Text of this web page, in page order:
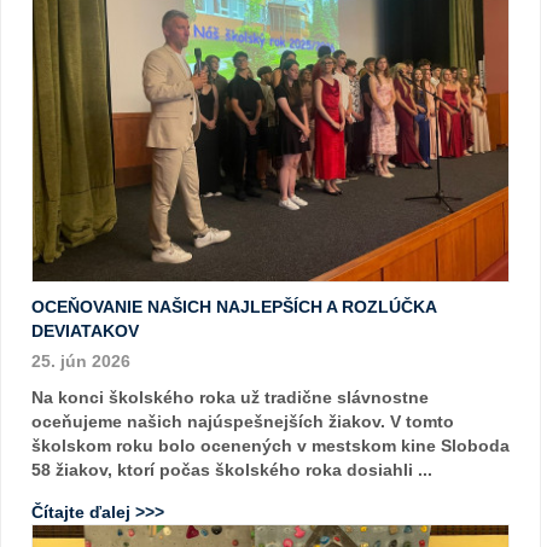
OCEŇOVANIE NAŠICH NAJLEPŠÍCH A ROZLÚČKA
DEVIATAKOV
25. jún 2026
Na konci školského roka už tradične slávnostne
oceňujeme našich najúspešnejších žiakov. V tomto
školskom roku bolo ocenených v mestskom kine Sloboda
58 žiakov, ktorí počas školského roka dosiahli ...
Čítajte ďalej >>>